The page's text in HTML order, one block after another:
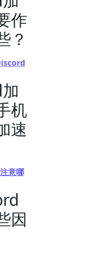
作
？
机
速
意哪
因